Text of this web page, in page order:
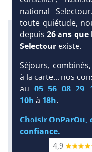
Infos météo :
29 °C
121 mm
Infos plages :
Dist.Distance:
< 100 m
Équipement :
63
Tx
Plongée sous-marine :
Détails
national
toute quiétude,
depuis 26 ans que
Selectour existe.
Séjours,
à la carte... nos
au 05 56 08 29
10h à 18h.
Choisir OnParOu,
confiance.
4,9